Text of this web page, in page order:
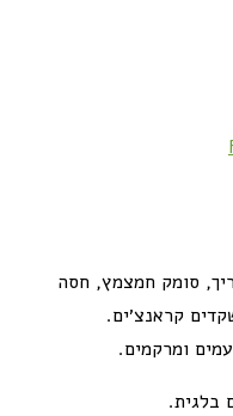
סומק חמצמץ, חסה
קראנצ׳ים.
ומרקמים.
בלגית.